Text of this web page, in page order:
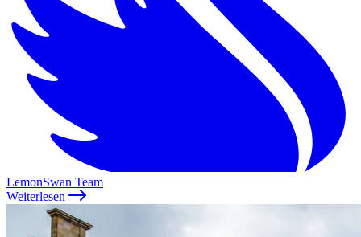
LemonSwan Team
Weiterlesen